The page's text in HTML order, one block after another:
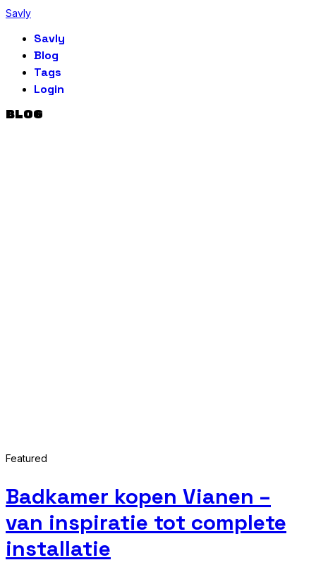
Savly
Savly
Blog
Tags
Login
BLOG
Featured
Badkamer kopen Vianen –
van inspiratie tot complete
installatie